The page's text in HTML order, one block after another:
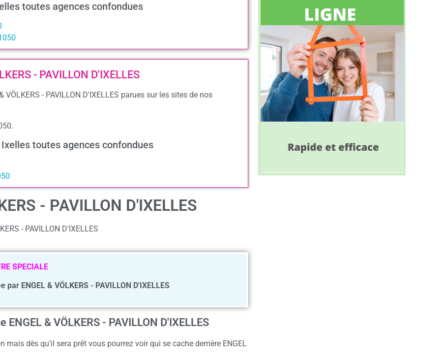
toutes agences confondues
- PAVILLON D'IXELLES
- PAVILLON D'IXELLES parues sur les sites de nos
toutes agences confondues
- PAVILLON D'IXELLES
- PAVILLON D'IXELLES
SPECIALE
ENGEL & VÖLKERS - PAVILLON D'IXELLES
& VÖLKERS - PAVILLON D'IXELLES
dès qu’il sera prêt vous pourrez voir qui se cache derrière ENGEL